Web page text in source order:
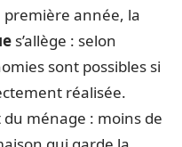
première année, la
s’allège : selon
sont possibles si
réalisée.
ménage : moins de